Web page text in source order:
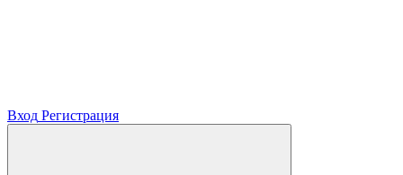
Вход Регистрация